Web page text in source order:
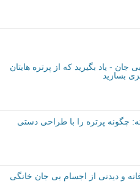
جان - یاد بگیرید که از پرتره هایتان
بسازید
چگونه پرتره را با طراحی دستی